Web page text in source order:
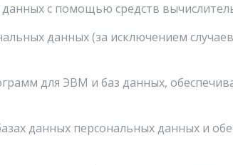
с помощью средств
данных (за исключением
для ЭВМ и баз данных,
данных персональных данных и